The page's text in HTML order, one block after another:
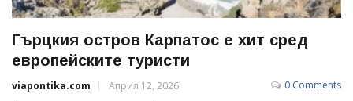
Гърцкия остров Карпатос е хит сред
европейските туристи
viapontika.com Април 12, 2026 0 Comments